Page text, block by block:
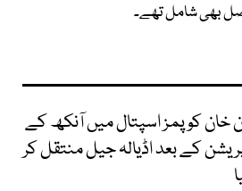
بھی شامل تھے۔
خان کو پمز اسپتال میں آنکھ کے
کے بعد اڈیالہ جیل منتقل کر